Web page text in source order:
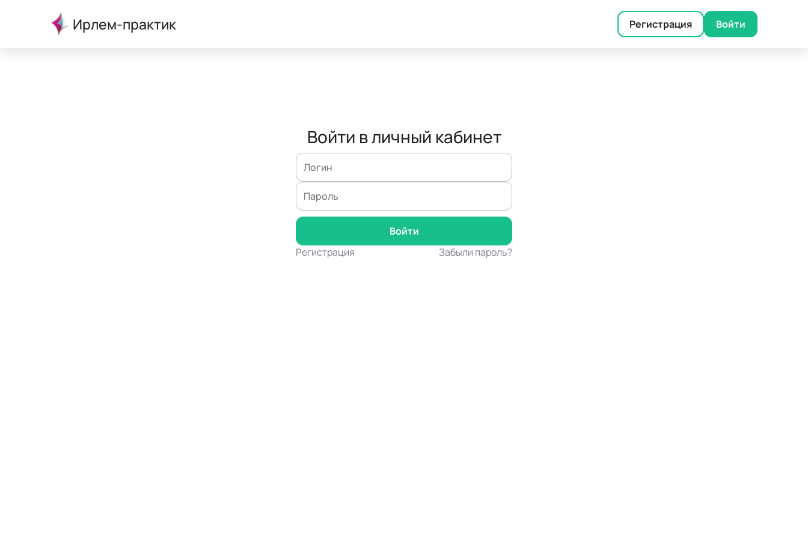
Ирлем-практик Регистрация Войти
Войти в личный кабинет
Регистрация Забыли пароль?